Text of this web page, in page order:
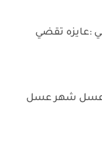
:عايزه تقضي
عسل شهر عسل